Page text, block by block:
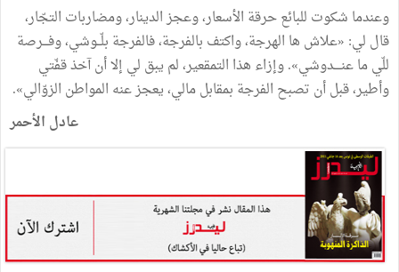
وعندما شكوت للبائعحرقة الأسعار،وعجزالدينار،ومضاربات التجّار،
قال لي:
«علاش ها الهرجة،واكتف بالفرجة،فالفرجة بلّــوشي،وفـــرصة
للّيماعنــــدوشي»
.وإزاء هذا التمقعير،لم يبق لي إلاأنآخذقفّتي
وأطير،قبلأن تصبح الفرجة بمقابلمالي،يعجزعنه المواطن الزوّالي»
.
عادل الأحمر